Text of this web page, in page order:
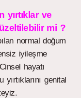
yırtıklar ve
mi ?
normal doğum
iyileşme
hayatı
genital